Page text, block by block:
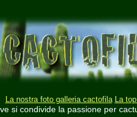
La nostra foto galleria cactofila La
si condivide la passione per